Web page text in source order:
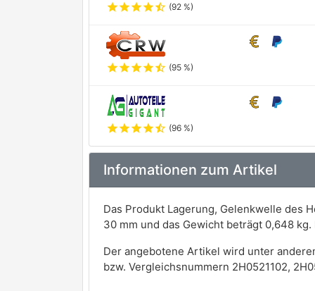
starstarstarstarstar_half (92 %)
starstarstarstarstar_half (95 %)
starstarstarstarstar_half (96 %)
Informationen zum Artikel
Das Produkt Lagerung, Gelenkwelle des
30 mm und das Gewicht beträgt 0,648
Der angebotene Artikel wird unter
bzw. Vergleichsnummern 2H0521102,